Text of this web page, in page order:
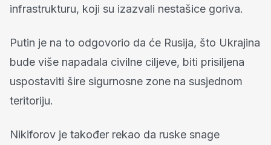
infrastrukturu, koji su izazvali nestašice goriva.
Putin je na to odgovorio da će Rusija, što Ukrajina
bude više napadala civilne ciljeve, biti prisiljena
uspostaviti šire sigurnosne zone na susjednom
teritoriju.
Nikiforov je također rekao da ruske snage